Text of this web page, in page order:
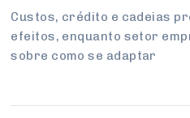
PROJETOS ESPECIAIS:
UM BRASIL
Internacional
Modernização do Estado
Inteligência Artificial
Empresas
Arbitragem e Mediação
Varejo
Sustentabilidade
Sobre
CONSELHOS
Conselho de Emprego e Relações
Custos, crédito e cadeias
efeitos, enquanto setor
sobre como se adaptar